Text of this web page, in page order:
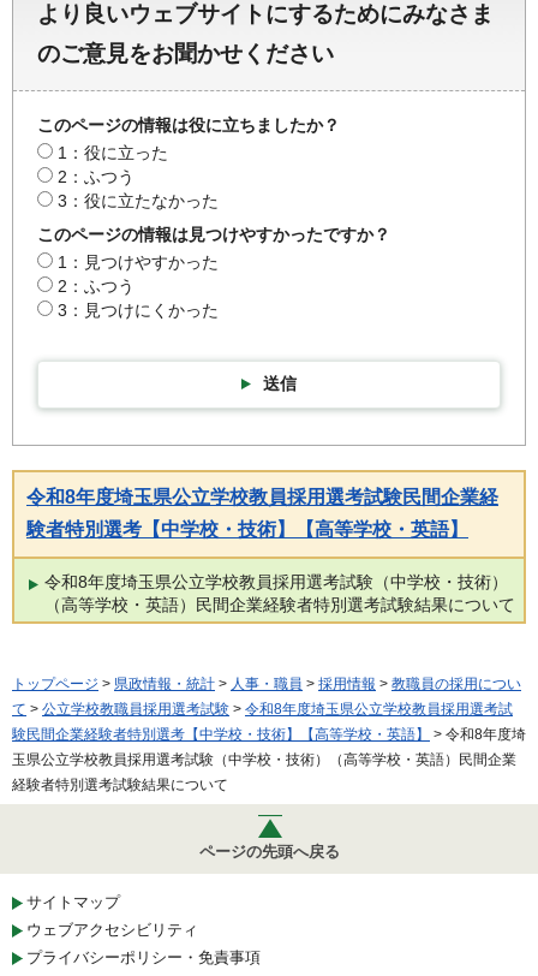
より良いウェブサイトにするためにみなさま
のご意見をお聞かせください
このページの情報は役に立ちましたか？
1：役に立った
2：ふつう
3：役に立たなかった
このページの情報は見つけやすかったですか？
1：見つけやすかった
2：ふつう
3：見つけにくかった
送信
令和8年度埼玉県公立学校教員採用選考試験民間企業経
験者特別選考【中学校・技術】【高等学校・英語】
令和8年度埼玉県公立学校教員採用選考試験（中学校・技術）
（高等学校・英語）民間企業経験者特別選考試験結果について
トップページ > 県政情報・統計 > 人事・職員 > 採用情報 > 教職員の採用につい
て > 公立学校教職員採用選考試験 > 令和8年度埼玉県公立学校教員採用選考試
験民間企業経験者特別選考【中学校・技術】【高等学校・英語】
> 令和8年度埼
玉県公立学校教員採用選考試験（中学校・技術）（高等学校・英語）民間企業
経験者特別選考試験結果について
ページの先頭へ戻る
サイトマップ
ウェブアクセシビリティ
プライバシーポリシー・免責事項